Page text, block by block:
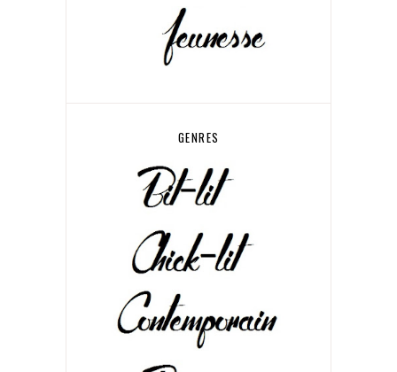
GENRES